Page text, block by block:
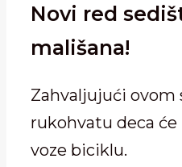
Novi red
mališana!
Zahvaljujući ovom
rukohvatu deca
voze biciklu.